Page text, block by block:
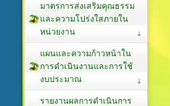
มาตรการส่งเสริมคุณธรรม
และความโปร่งใสภายใน
หน่วยงาน
แผนและความก้าวหน้าใน
การดำเนินงานและการใช้
งบประมาณ
รายงานผลการดำเนินการ